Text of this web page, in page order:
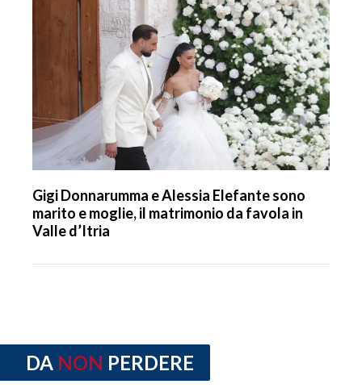
Gigi Donnarumma e Alessia Elefante sono
marito e moglie, il matrimonio da favola in
Valle d’Itria
DA NON PERDERE